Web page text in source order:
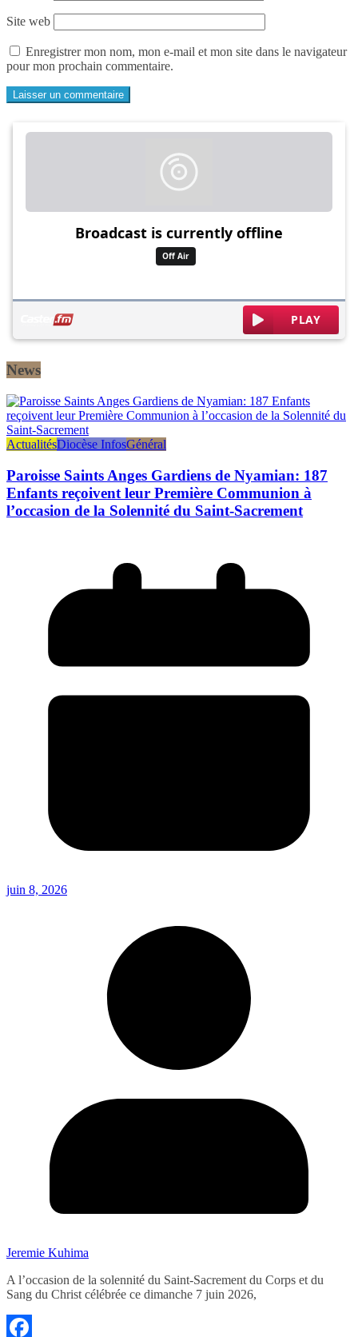
Site web
Enregistrer mon nom, mon e-mail et mon site dans le navigateur
pour mon prochain commentaire.
News
ActualitésDiocèse InfosGénéral
Paroisse Saints Anges Gardiens de Nyamian: 187
Enfants reçoivent leur Première Communion à
l’occasion de la Solennité du Saint-Sacrement
juin 8, 2026
Jeremie Kuhima
A l’occasion de la solennité du Saint-Sacrement du Corps et du
Sang du Christ célébrée ce dimanche 7 juin 2026,